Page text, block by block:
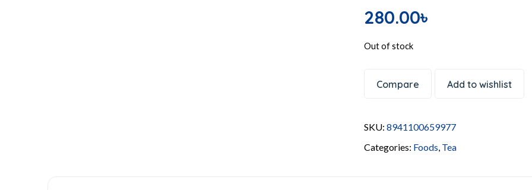
280.00৳
Out of stock
Compare Add to wishlist
SKU:8941100659977
Categories: Foods Tea